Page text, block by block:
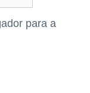
para a